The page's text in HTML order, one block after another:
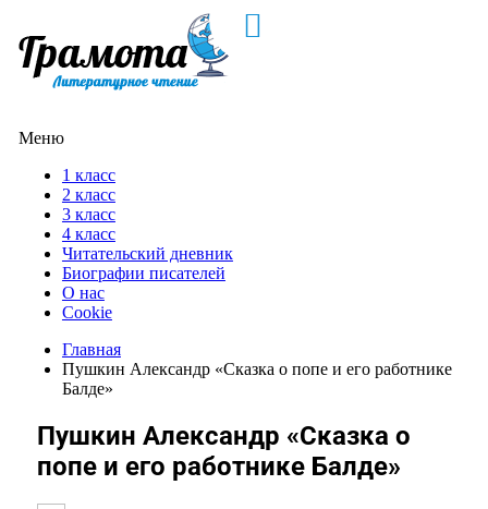
Меню
1 класс
2 класс
3 класс
4 класс
Читательский дневник
Биографии писателей
О нас
Cookie
Главная
Пушкин Александр «Сказка о попе и его работнике
Балде»
Пушкин Александр «Сказка о
попе и его работнике Балде»